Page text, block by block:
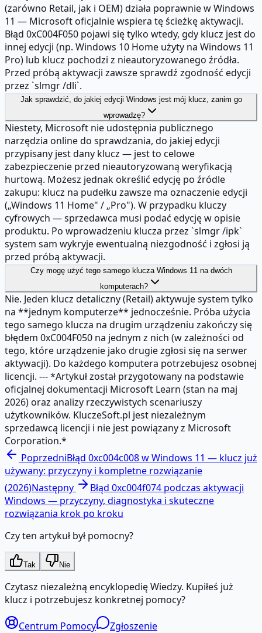
(zarówno Retail, jak i OEM) działa poprawnie w Windows
11 — Microsoft oficjalnie wspiera tę ścieżkę aktywacji.
Błąd 0xC004F050 pojawi się tylko wtedy, gdy klucz jest do
innej edycji (np. Windows 10 Home użyty na Windows 11
Pro) lub klucz pochodzi z nieautoryzowanego źródła.
Przed próbą aktywacji zawsze sprawdź zgodność edycji
przez `slmgr /dli`.
Jak sprawdzić, do jakiej edycji Windows jest mój klucz, zanim go
wprowadzę?
Niestety, Microsoft nie udostępnia publicznego
narzędzia online do sprawdzania, do jakiej edycji
przypisany jest dany klucz — jest to celowe
zabezpieczenie przed nieautoryzowaną weryfikacją
hurtową. Możesz jednak określić edycję po źródle
zakupu: klucz na pudełku zawsze ma oznaczenie edycji
(„Windows 11 Home" / „Pro"). W przypadku kluczy
cyfrowych — sprzedawca musi podać edycję w opisie
produktu. Po wprowadzeniu klucza przez `slmgr /ipk`
system sam wykryje ewentualną niezgodność i zgłosi ją
przed próbą aktywacji.
Czy mogę użyć tego samego klucza Windows 11 na dwóch
komputerach?
Nie. Jeden klucz detaliczny (Retail) aktywuje system tylko
na **jednym komputerze** jednocześnie. Próba użycia
tego samego klucza na drugim urządzeniu zakończy się
błędem 0xC004F050 na jednym z nich (w zależności od
tego, które urządzenie jako drugie zgłosi się na serwer
aktywacji). Do każdego komputera potrzebujesz osobnej
licencji. --- *Artykuł został przygotowany na podstawie
oficjalnej dokumentacji Microsoft Learn (stan na maj
2026) oraz analizy rzeczywistych scenariuszy
użytkowników. KluczeSoft.pl jest niezależnym
sprzedawcą licencji i nie jest powiązany z Microsoft
Corporation.*
PoprzedniBłąd 0xc004c008 w Windows 11 — klucz już
używany: przyczyny i kompletne rozwiązanie
(2026)Następny
Błąd 0xc004f074 podczas aktywacji
Windows — przyczyny, diagnostyka i skuteczne
rozwiązania krok po kroku
Czy ten artykuł był pomocny?
Tak Nie
Czytasz niezależną encyklopedię Wiedzy. Kupiłeś już
klucz i potrzebujesz konkretnej pomocy?
Centrum Pomocy Zgłoszenie